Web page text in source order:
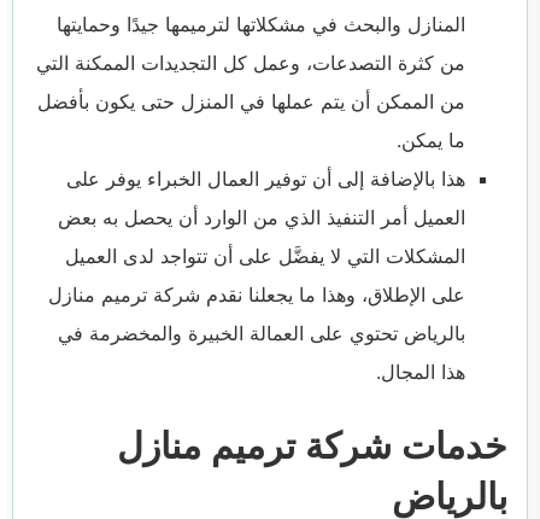
المنازل والبحث في مشكلاتها لترميمها جيدًا وحمايتها
من كثرة التصدعات، وعمل كل التجديدات الممكنة التي
من الممكن أن يتم عملها في المنزل حتى يكون بأفضل
ما يمكن.
هذا بالإضافة إلى أن توفير العمال الخبراء يوفر على
العميل أمر التنفيذ الذي من الوارد أن يحصل به بعض
المشكلات التي لا يفضَّل على أن تتواجد لدى العميل
على الإطلاق، وهذا ما يجعلنا نقدم شركة ترميم منازل
بالرياض تحتوي على العمالة الخبيرة والمخضرمة في
هذا المجال.
خدمات شركة ترميم منازل
بالرياض